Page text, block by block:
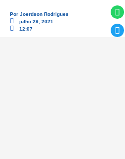
Por Joerdson Rodrigues
julho 29, 2021
12:07